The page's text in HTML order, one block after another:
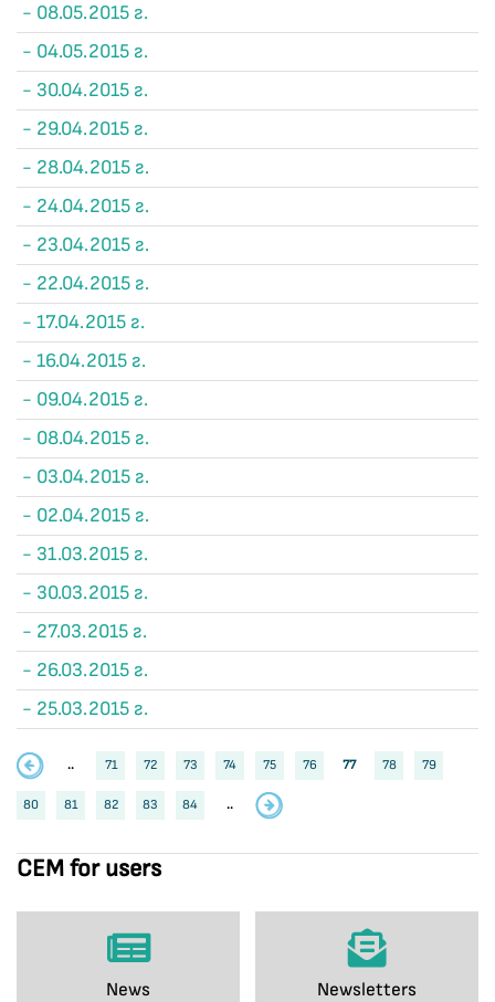
CEM for users
News Newsletters
- 08.05.2015 г.
- 04.05.2015 г.
- 30.04.2015 г.
- 29.04.2015 г.
- 28.04.2015 г.
- 24.04.2015 г.
- 23.04.2015 г.
- 22.04.2015 г.
- 17.04.2015 г.
- 16.04.2015 г.
- 09.04.2015 г.
- 08.04.2015 г.
- 03.04.2015 г.
- 02.04.2015 г.
- 31.03.2015 г.
- 30.03.2015 г.
- 27.03.2015 г.
- 26.03.2015 г.
- 25.03.2015 г.
.. 71 72 73 74 75 76 77 78 79
80 81 82 83 84 ..